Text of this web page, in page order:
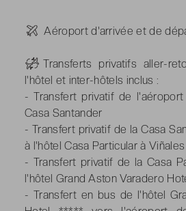
-Aéroport d'arrivée et de
-Transferts privatifs aller-
l'hôtel et inter-hôtels inclus :
- Transfert privatif de
Casa Santander
- Transfert privatif de la Casa
à l'hôtel Casa Particular à Viñales
- Transfert privatif de la Casa
l'hôtel Grand Aston Varadero
- Transfert en bus de l'hôtel